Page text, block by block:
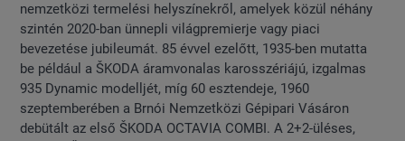
nemzetközi termelési helyszínekről, amelyek közül néhány
szintén 2020-ban ünnepli világpremierje vagy piaci
bevezetése jubileumát. 85 évvel ezelőtt, 1935-ben mutatta
be például a ŠKODA áramvonalas karosszériájú, izgalmas
935 Dynamic modelljét, míg 60 esztendeje, 1960
szeptemberében a Brnói Nemzetközi Gépipari Vásáron
debütált az első ŠKODA OCTAVIA COMBI. A 2+2-üléses,